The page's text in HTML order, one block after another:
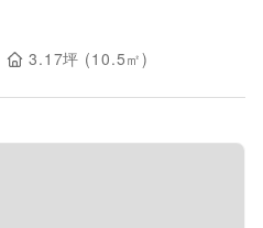
3.17坪 (10.5㎡)